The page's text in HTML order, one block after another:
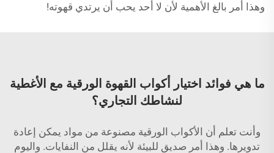
وهذا أمر بالغ الأهمية لأن لا أحد يحب أن يرتدي قهوته!
ما هي فوائد اختيار أكواب القهوة الورقية مع الأغطية
لنشاطك التجاري؟
وأنت تعلم أن الأكواب الورقية مصنوعة من مواد يمكن إعادة
تدويرها. وهذا أمر صديق للبيئة لأنه يقلل من النفايات. واليوم